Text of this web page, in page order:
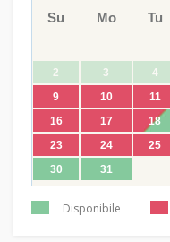
Su Mo Tu
2
3 4
9
10 11
16
17 18
23
24 25
30
31
Disponibile